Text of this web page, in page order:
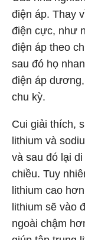
điện áp. Thay
điện cực, như
điện áp theo
sau đó họ
điện áp
chu kỳ.
Cui giải thích,
lithium và
và sau đó lại
chiều. Tuy
lithium cao
lithium sẽ vào
ngoài chậm